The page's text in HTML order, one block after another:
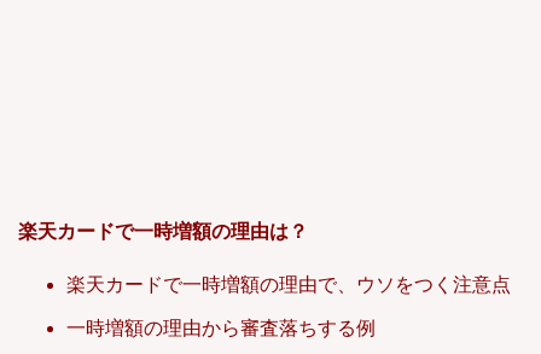
楽天カードで一時増額の理由は？
楽天カードで一時増額の理由で、ウソをつく注意点
一時増額の理由から審査落ちする例